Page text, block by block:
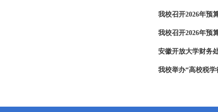
我校召开2026年预
我校召开2026年预
安徽开放大学财务
我校举办“高校税